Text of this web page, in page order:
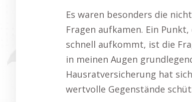
Es waren besonders die
Fragen aufkamen. Ein
schnell aufkommt, ist die
in meinen Augen
Hausratversicherung hat
wertvolle Gegenstände